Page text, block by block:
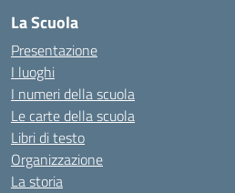
La Scuola
Presentazione
I luoghi
I numeri della scuola
Le carte della scuola
Libri di testo
Organizzazione
La storia